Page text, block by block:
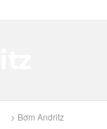
> Bơm Andritz